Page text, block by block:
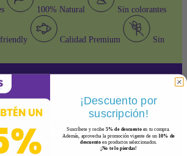
100% Natural Sin colorantes
Calidad Premium
Sin
Origens Premium Cat
¡Descuento por
suscripción!
Suscríbete y recibe5% de descuentoen tu compra.
Además, aprovecha la promoción vigente de un10% de
descuentoen productos seleccionados.
¡No te lo pierdas!